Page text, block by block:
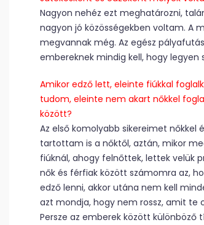
Nagyon nehéz ezt meghatározni,
nagyon jó közösségekben voltam. A
megvannak még. Az egész
embereknek mindig kell, hogy legyen
Amikor edző lett, eleinte fiúkkal
tudom, eleinte nem akart nőkkel
között?
Az első komolyabb sikereimet nőkkel
tartottam is a nőktől, aztán, mikor
fiúknál, ahogy felnőttek, lettek velük
nők és férfiak között számomra az,
edző lenni, akkor utána nem kell
azt mondja, hogy nem rossz, amit te
Persze az emberek között